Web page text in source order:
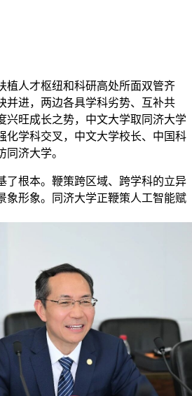
人才枢纽和科研高处所面双管齐
并进，两边各具学科劣势、互补共
兴旺成长之势，中文大学取同济大学
化学科交叉，中文大学校长、中国科
同济大学。
根本。鞭策跨区域、跨学科的立异
象形象。同济大学正鞭策人工智能赋